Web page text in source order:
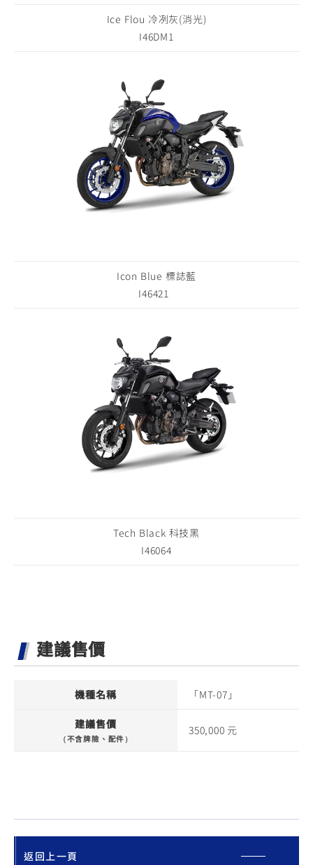
Ice Flou 冷冽灰(消光)
I46DM1
Icon Blue 標誌藍
I46421
Tech Black 科技黑
I46064
建議售價
機種名稱 「MT-07」
建議售價
（不含牌險、配件）
350,000 元
返回上一頁